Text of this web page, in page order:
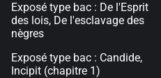
Exposé type bac : De l'Esprit
des lois, De l'esclavage des
nègres
Exposé type bac : Candide,
Incipit (chapitre 1)